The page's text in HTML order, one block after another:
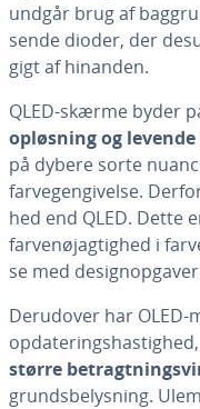
undgår brug af
sen­de dioder, der
gigt af hinanden.
QLED-skærme byder
opløsning og
på dybere sorte
far­ve­gen­gi­vel­se.
hed end QLED. Dette
far­ve­nøj­ag­tig­hed i
se med
Derudover har
større
grunds­be­lys­ning.